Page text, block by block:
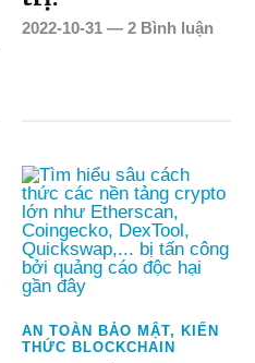
2022-10-31 —2 Bình luận
AN TOÀN BẢO MẬT,KIẾN
THỨC BLOCKCHAIN